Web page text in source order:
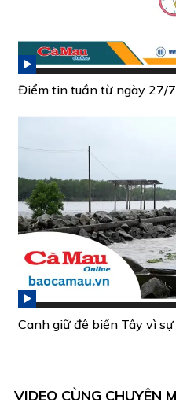
Điểm tin tuần từ ngày 27/
Canh giữ đê biển Tây vì
VIDEO CÙNG CHUYÊN